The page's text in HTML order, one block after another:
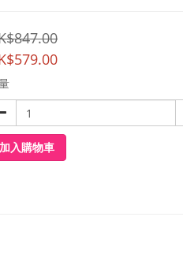
加入購物車